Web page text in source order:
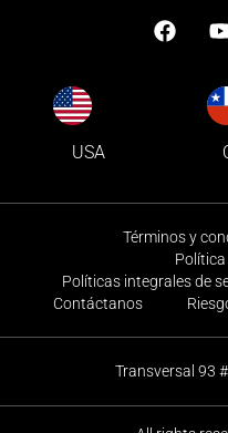
USA
Términos y
Políticas integrales de
Contáctanos
Transversal 93